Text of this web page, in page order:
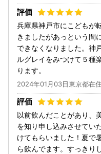
兵庫県神戸市にこどもが
きましたがあっという間
できなくなりました。神
ルグレイをみつけて５種
ります。
2024年01月03日東京都在住
以前飲んだことがあり、
を知り申し込みさせてい
けてもらいました！夏で
ら飲んでます。すっきり